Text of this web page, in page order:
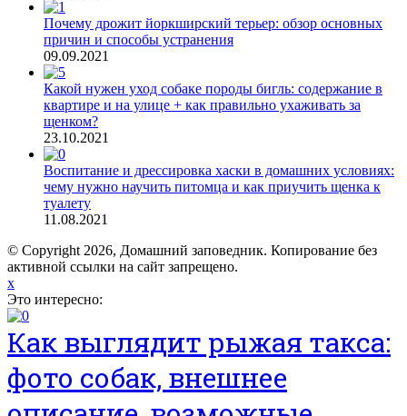
Почему дрожит йоркширский терьер: обзор основных
причин и способы устранения
09.09.2021
Какой нужен уход собаке породы бигль: содержание в
квартире и на улице + как правильно ухаживать за
щенком?
23.10.2021
Воспитание и дрессировка хаски в домашних условиях:
чему нужно научить питомца и как приучить щенка к
туалету
11.08.2021
© Copyright 2026, Домашний заповедник. Копирование без
активной ссылки на сайт запрещено.
x
Это интересно:
Как выглядит рыжая такса:
фото собак, внешнее